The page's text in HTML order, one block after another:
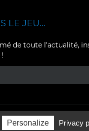
LE JEU...
de toute l'actualité,
Personalize Privacy